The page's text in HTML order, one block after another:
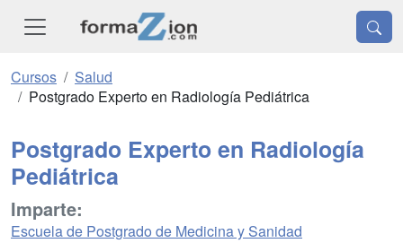
Cursos
Salud
Postgrado Experto en Radiología Pediátrica
Postgrado Experto en Radiología
Pediátrica
Imparte:
Escuela de Postgrado de Medicina y Sanidad